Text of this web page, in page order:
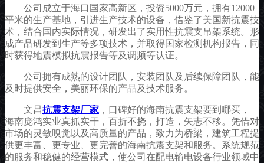
公司成立于海口国家高新区，投资5000万元，拥有12000
平米的生产基地，引进生产技术的设备，借鉴了美国新抗震技
术，结合国内实际情况，研发出了实用性抗震支吊架系统。形
成产品研发到生产等多项技术，并取得国家检测机构报告，同
时获得地震模拟抗震报告等及调频等认证。
公司拥有成熟的设计团队，安装团队及后续保障团队，能
及时提供安全，美丽环保的产品及技术服务。
文昌抗震支架厂家 ，口碑好的海南抗震支架要到哪买，
海南庞鸿实业真抓实干，百折不挠，打造，矢志不移。凭借对
市场的灵敏嗅觉以及高质量的产品，致力为桥梁，建筑工程提
供更丰富、更专业、更完善的海南抗震支架和服务。系统规范
的服务和稳健的经营模式，使公司在配电输电设备行业领域中